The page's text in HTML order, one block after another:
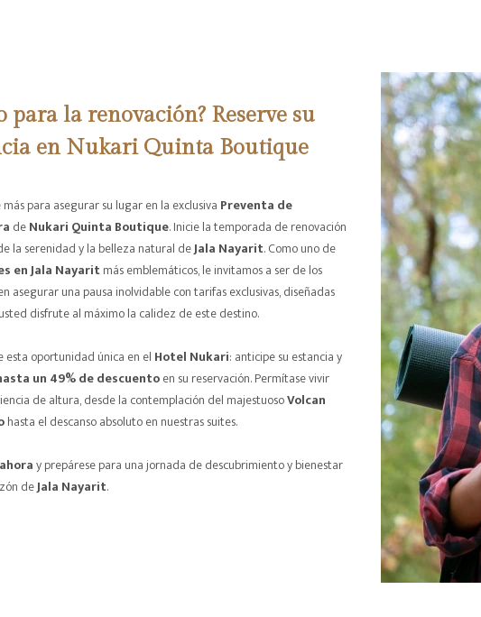
para la renovación? Reserve su
en Nukari Quinta Boutique
más para asegurar su lugar en la exclusiva Preventa de
deNukari Quinta Boutique. Inicie la temporada de renovación
la serenidad y la belleza natural deJala Nayarit. Como uno de
en Jala Nayaritmás emblemáticos, le invitamos a ser de los
asegurar una pausa inolvidable con tarifas exclusivas, diseñadas
disfrute al máximo la calidez de este destino.
esta oportunidad única en el Hotel Nukari: anticipe su estancia y
un 49% de descuentoen su reservación. Permítase vivir
de altura, desde la contemplación del majestuosoVolcan
hasta el descanso absoluto en nuestras suites.
y prepárese para una jornada de descubrimiento y bienestar
deJala Nayarit.